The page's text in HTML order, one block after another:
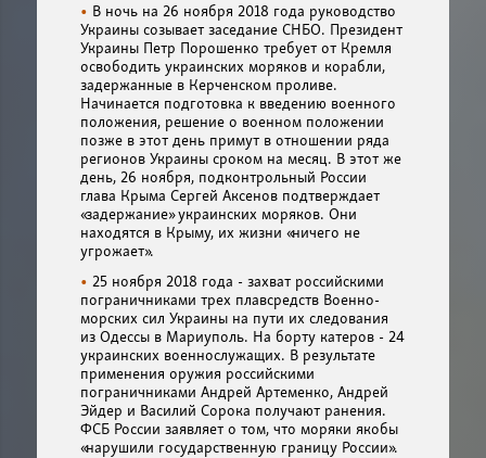
В ночь на 26 ноября 2018 года руководство
Украины созывает заседание СНБО. Президент
Украины Петр Порошенко требует от Кремля
освободить украинских моряков и корабли,
задержанные в Керченском проливе.
Начинается подготовка к введению военного
положения, решение о военном положении
позже в этот день примут в отношении ряда
регионов Украины сроком на месяц. В этот же
день, 26 ноября, подконтрольный России
глава Крыма Сергей Аксенов подтверждает
«задержание» украинских моряков. Они
находятся в Крыму, их жизни «ничего не
угрожает».
25 ноября 2018 года - захват российскими
пограничниками трех плавсредств Военно-
морских сил Украины на пути их следования
из Одессы в Мариуполь. На борту катеров - 24
украинских военнослужащих. В результате
применения оружия российскими
пограничниками Андрей Артеменко, Андрей
Эйдер и Василий Сорока получают ранения.
ФСБ России заявляет о том, что моряки якобы
«нарушили государственную границу России».